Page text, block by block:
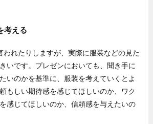
考える
われたりしますが、実際に服装などの見た
いです。プレゼンにおいても、聞き手に
いのかを基準に、服装を考えていくとよ
もしい期待感を感じてほしいのか、ワク
感じてほしいのか、信頼感を与えたいの